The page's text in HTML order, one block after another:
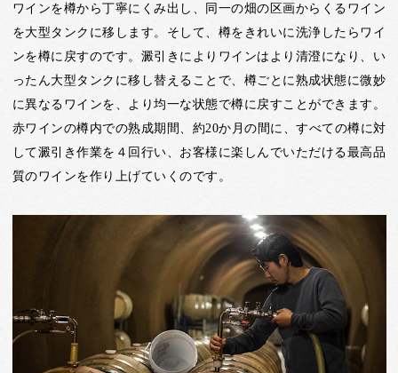
ワインを樽から丁寧にくみ出し、同一の畑の区画からくるワイン
を大型タンクに移します。そして、樽をきれいに洗浄したらワイ
ンを樽に戻すのです。澱引きによりワインはより清澄になり、い
ったん大型タンクに移し替えることで、樽ごとに熟成状態に微妙
に異なるワインを、より均一な状態で樽に戻すことができます。
赤ワインの樽内での熟成期間、約20か月の間に、すべての樽に対
して澱引き作業を４回行い、お客様に楽しんでいただける最高品
質のワインを作り上げていくのです。